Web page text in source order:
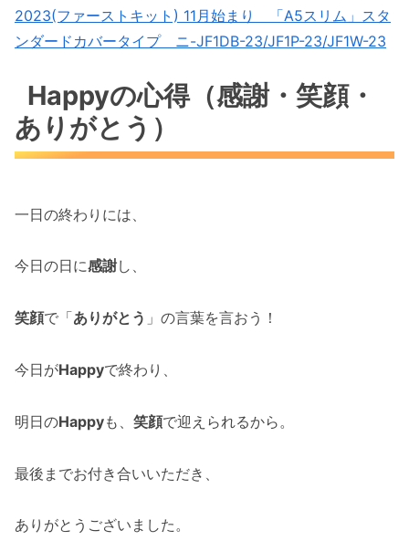
2023(ファーストキット) 11月始まり 「A5スリム」スタ
ンダードカバータイプ ニ-JF1DB-23/JF1P-23/JF1W-23
Happyの心得（感謝・笑顔・
ありがとう）
一日の終わりには、
今日の日に感謝し、
笑顔で「ありがとう 」の言葉を言おう！
今日がHappyで終わり、
明日のHappyも、 笑顔で迎えられるから。
最後までお付き合いいただき、
ありがとうございました。